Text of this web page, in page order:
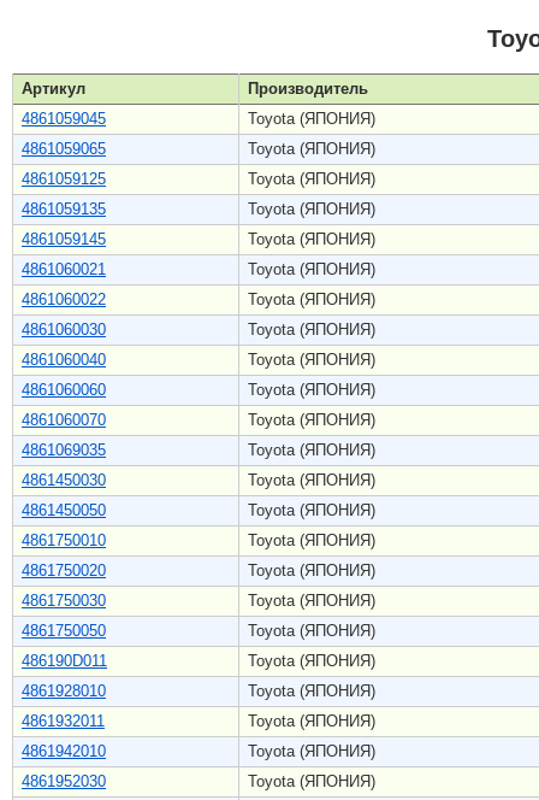
Артикул
Производитель
4861059045
Toyota (ЯПОНИЯ)
4861059065
Toyota (ЯПОНИЯ)
4861059125
Toyota (ЯПОНИЯ)
4861059135
Toyota (ЯПОНИЯ)
4861059145
Toyota (ЯПОНИЯ)
4861060021
Toyota (ЯПОНИЯ)
4861060022
Toyota (ЯПОНИЯ)
4861060030
Toyota (ЯПОНИЯ)
4861060040
Toyota (ЯПОНИЯ)
4861060060
Toyota (ЯПОНИЯ)
4861060070
Toyota (ЯПОНИЯ)
4861069035
Toyota (ЯПОНИЯ)
4861450030
Toyota (ЯПОНИЯ)
4861450050
Toyota (ЯПОНИЯ)
4861750010
Toyota (ЯПОНИЯ)
4861750020
Toyota (ЯПОНИЯ)
4861750030
Toyota (ЯПОНИЯ)
4861750050
Toyota (ЯПОНИЯ)
486190D011
Toyota (ЯПОНИЯ)
4861928010
Toyota (ЯПОНИЯ)
4861932011
Toyota (ЯПОНИЯ)
4861942010
Toyota (ЯПОНИЯ)
4861952030
Toyota (ЯПОНИЯ)